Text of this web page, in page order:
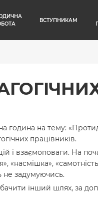
ВСТУПНИКАМ
година на тему:
працівників.
взаємоповаги. На
«насмішка»,
не задумуючись.
інший шлях, за